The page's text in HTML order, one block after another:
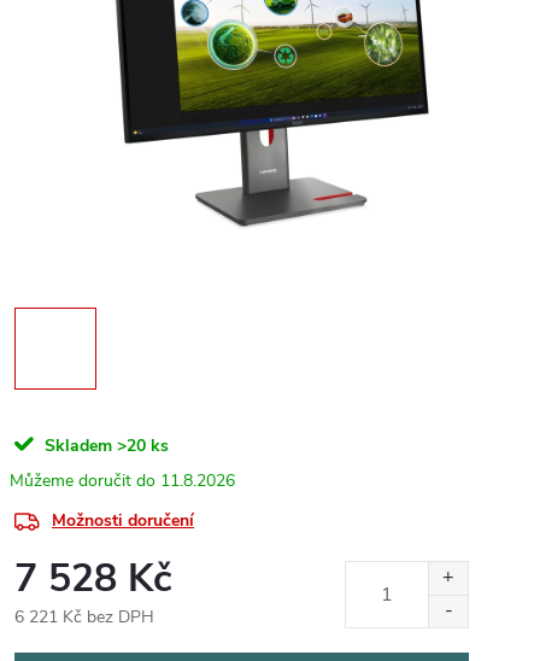
Skladem >20 ks
11.8.2026
Možnosti doručení
7 528 Kč
6 221 Kč bez DPH